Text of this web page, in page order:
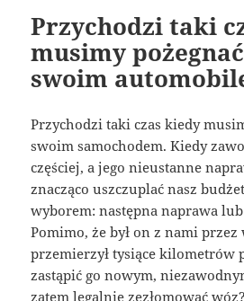
Przychodzi taki
musimy
swoim
Przychodzi taki czas kiedy
swoim samochodem. Kiedy
częściej, a jego nieustanne
znacząco uszczuplać nasz
wyborem: następna naprawa
Pomimo, że był on z nami
przemierzył tysiące kilometrów
zastąpić go nowym,
zatem legalnie zezłomować